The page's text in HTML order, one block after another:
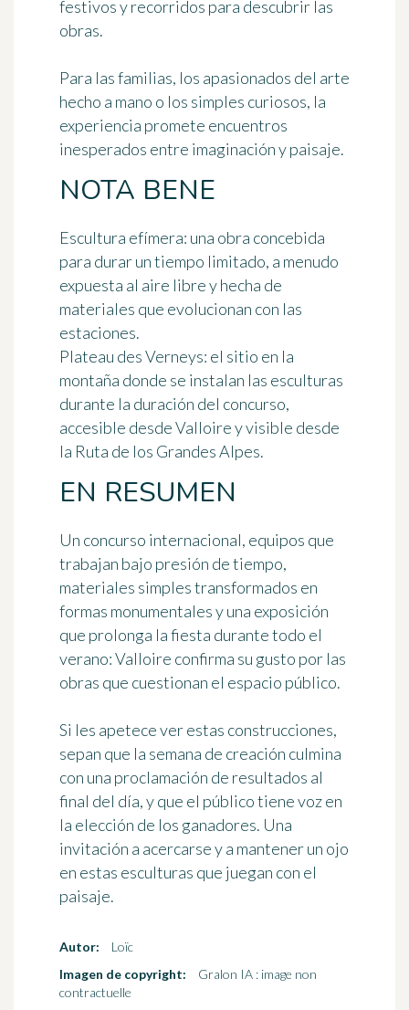
festivos y recorridos para descubrir las
obras.
Para las familias, los apasionados del arte
hecho a mano o los simples curiosos, la
experiencia promete encuentros
inesperados entre imaginación y paisaje.
NOTA BENE
Escultura efímera: una obra concebida
para durar un tiempo limitado, a menudo
expuesta al aire libre y hecha de
materiales que evolucionan con las
estaciones.
Plateau des Verneys: el sitio en la
montaña donde se instalan las esculturas
durante la duración del concurso,
accesible desde Valloire y visible desde
la Ruta de los Grandes Alpes.
EN RESUMEN
Un concurso internacional, equipos que
trabajan bajo presión de tiempo,
materiales simples transformados en
formas monumentales y una exposición
que prolonga la fiesta durante todo el
verano: Valloire confirma su gusto por las
obras que cuestionan el espacio público.
Si les apetece ver estas construcciones,
sepan que la semana de creación culmina
con una proclamación de resultados al
final del día, y que el público tiene voz en
la elección de los ganadores. Una
invitación a acercarse y a mantener un ojo
en estas esculturas que juegan con el
paisaje.
Autor:
Loïc
Imagen de copyright:
Gralon IA : image non
contractuelle